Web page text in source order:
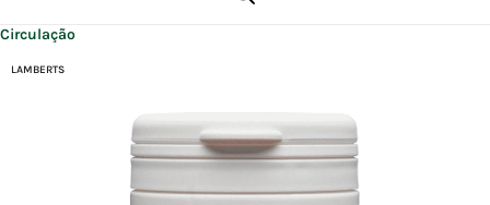
Suplementos alimentares
Circulação
LAMBERTS